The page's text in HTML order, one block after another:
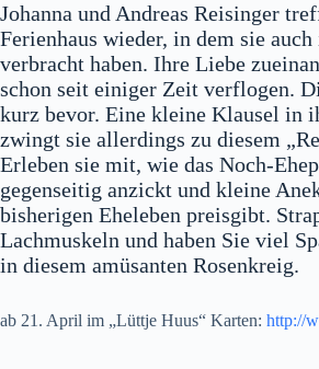
Johanna und Andreas Reisinger
Ferienhaus wieder, in dem sie
verbracht haben. Ihre Liebe
schon seit einiger Zeit verflogen.
kurz bevor. Eine kleine Klausel in
zwingt sie allerdings zu diesem
Erleben sie mit, wie das Noch-
gegenseitig anzickt und kleine
bisherigen Eheleben preisgibt.
Lachmuskeln und haben Sie viel
in diesem amüsanten Rosenkreig.
ab 21. April im „Lüttje Huus“ Karten: http://